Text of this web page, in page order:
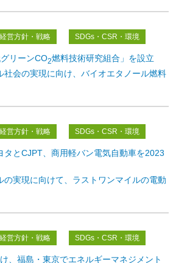
経営方針・戦略 SDGs・CSR・環境
リーンCO2燃料技術研究組合」を設立
社会の実現に向け、バイオエタノール燃料
経営方針・戦略 SDGs・CSR・環境
タとCJPT、商用軽バン電気自動車を2023
の実現に向けて、ラストワンマイルの電動
経営方針・戦略 SDGs・CSR・環境
、福島・東京でエネルギーマネジメント